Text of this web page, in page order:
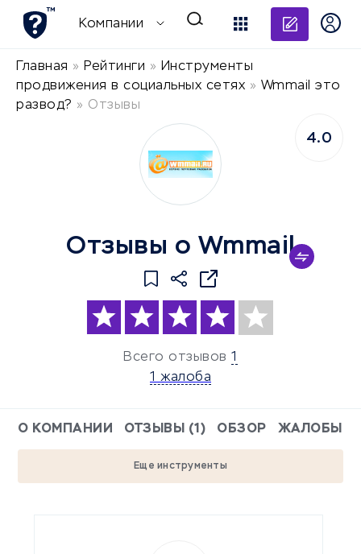
Компании
Главная » Рейтинги » Инструменты
продвижения в социальных сетях » Wmmail это
развод? » Отзывы
Отзывы о Wmmail
Всего отзывов 1
1 жалоба
4.0
О КОМПАНИИ ОТЗЫВЫ (1) ОБЗОР ЖАЛОБЫ
Еще инструменты